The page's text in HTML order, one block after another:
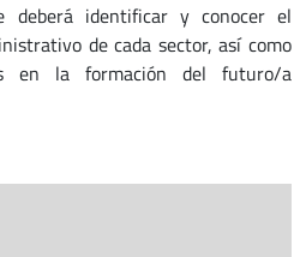
deberá identificar y conocer el
de cada sector, así como
en la formación del futuro/a